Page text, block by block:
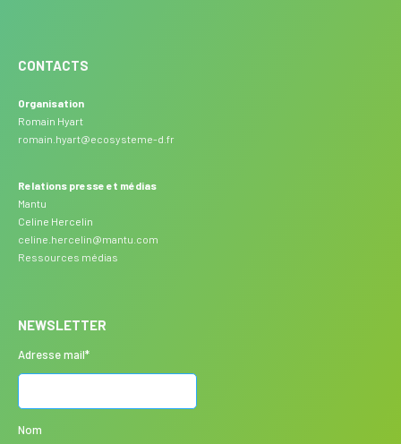
CONTACTS
Organisation
Romain Hyart
romain.hyart@ecosysteme-d.fr
Relations presse et médias
Mantu
Celine Hercelin
celine.hercelin@mantu.com
Ressources médias
NEWSLETTER
Adresse mail*
Nom